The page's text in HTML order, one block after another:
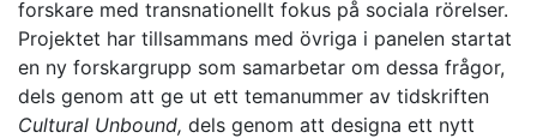
forskare med transnationellt fokus på sociala rörelser.
Projektet har tillsammans med övriga i panelen startat
en ny forskargrupp som samarbetar om dessa frågor,
dels genom att ge ut ett temanummer av tidskriften
Cultural Unbound, dels genom att designa ett nytt